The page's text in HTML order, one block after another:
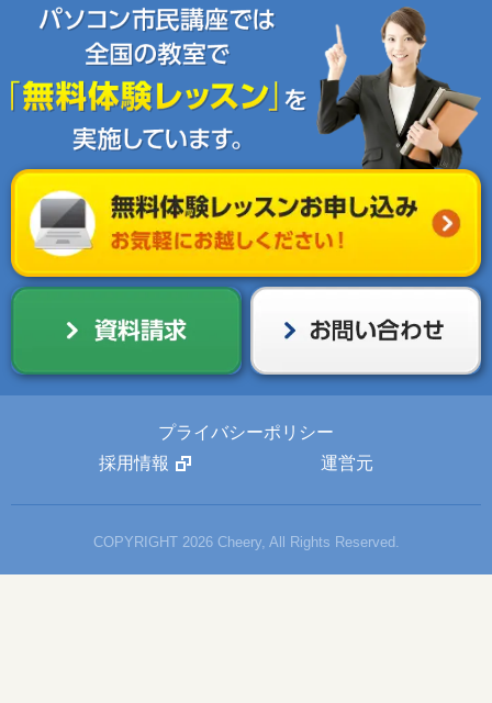
プライバシーポリシー
採用情報
運営元
COPYRIGHT 2026 Cheery, All Rights Reserved.